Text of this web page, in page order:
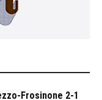
Frosinone 2-1